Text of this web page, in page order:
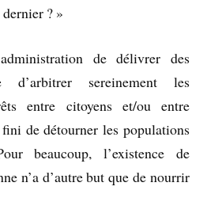
? »
de délivrer des
d’arbitrer sereinement les
entre citoyens et/ou entre
de détourner les populations
beaucoup, l’existence de
n’a d’autre but que de nourrir